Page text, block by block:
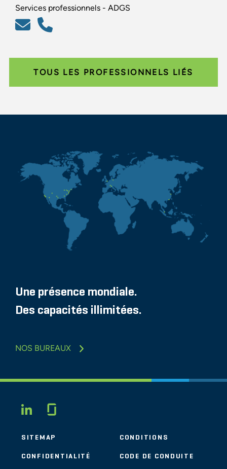
Services professionnels - ADGS
TOUS LES PROFESSIONNELS LIÉS
Une présence mondiale.
Des capacités illimitées.
NOS BUREAUX
LINKEDIN
SITEMAP CONDITIONS
CONFIDENTIALITÉ CODE DE CONDUITE